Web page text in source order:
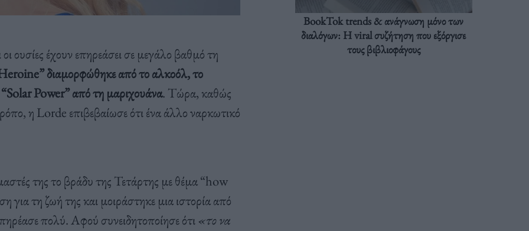
οι ουσίες έχουν επηρεάσει σε μεγάλο βαθμό τη
διαμορφώθηκε από το αλκοόλ, το
Power” από τη μαριχουάνα. Τώρα, καθώς
η Lorde επιβεβαίωσε ότι ένα άλλο ναρκωτικό
της το βράδυ της Τετάρτης με θέμα “how
για τη ζωή της και μοιράστηκε μια ιστορία από
πολύ. Αφού συνειδητοποίησε ότι«το να
BookTok trends & ανάγνωση μόνο των
διαλόγων: Η viral συζήτηση που εξόργισε
τους βιβλιοφάγους